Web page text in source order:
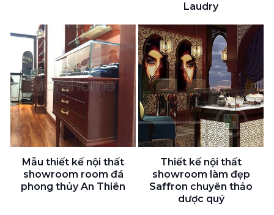
Laudry
Mẫu thiết kế nội thất
showroom room đá
phong thủy An Thiên
Thiết kế nội thất
showroom làm đẹp
Saffron chuyên thảo
dược quý